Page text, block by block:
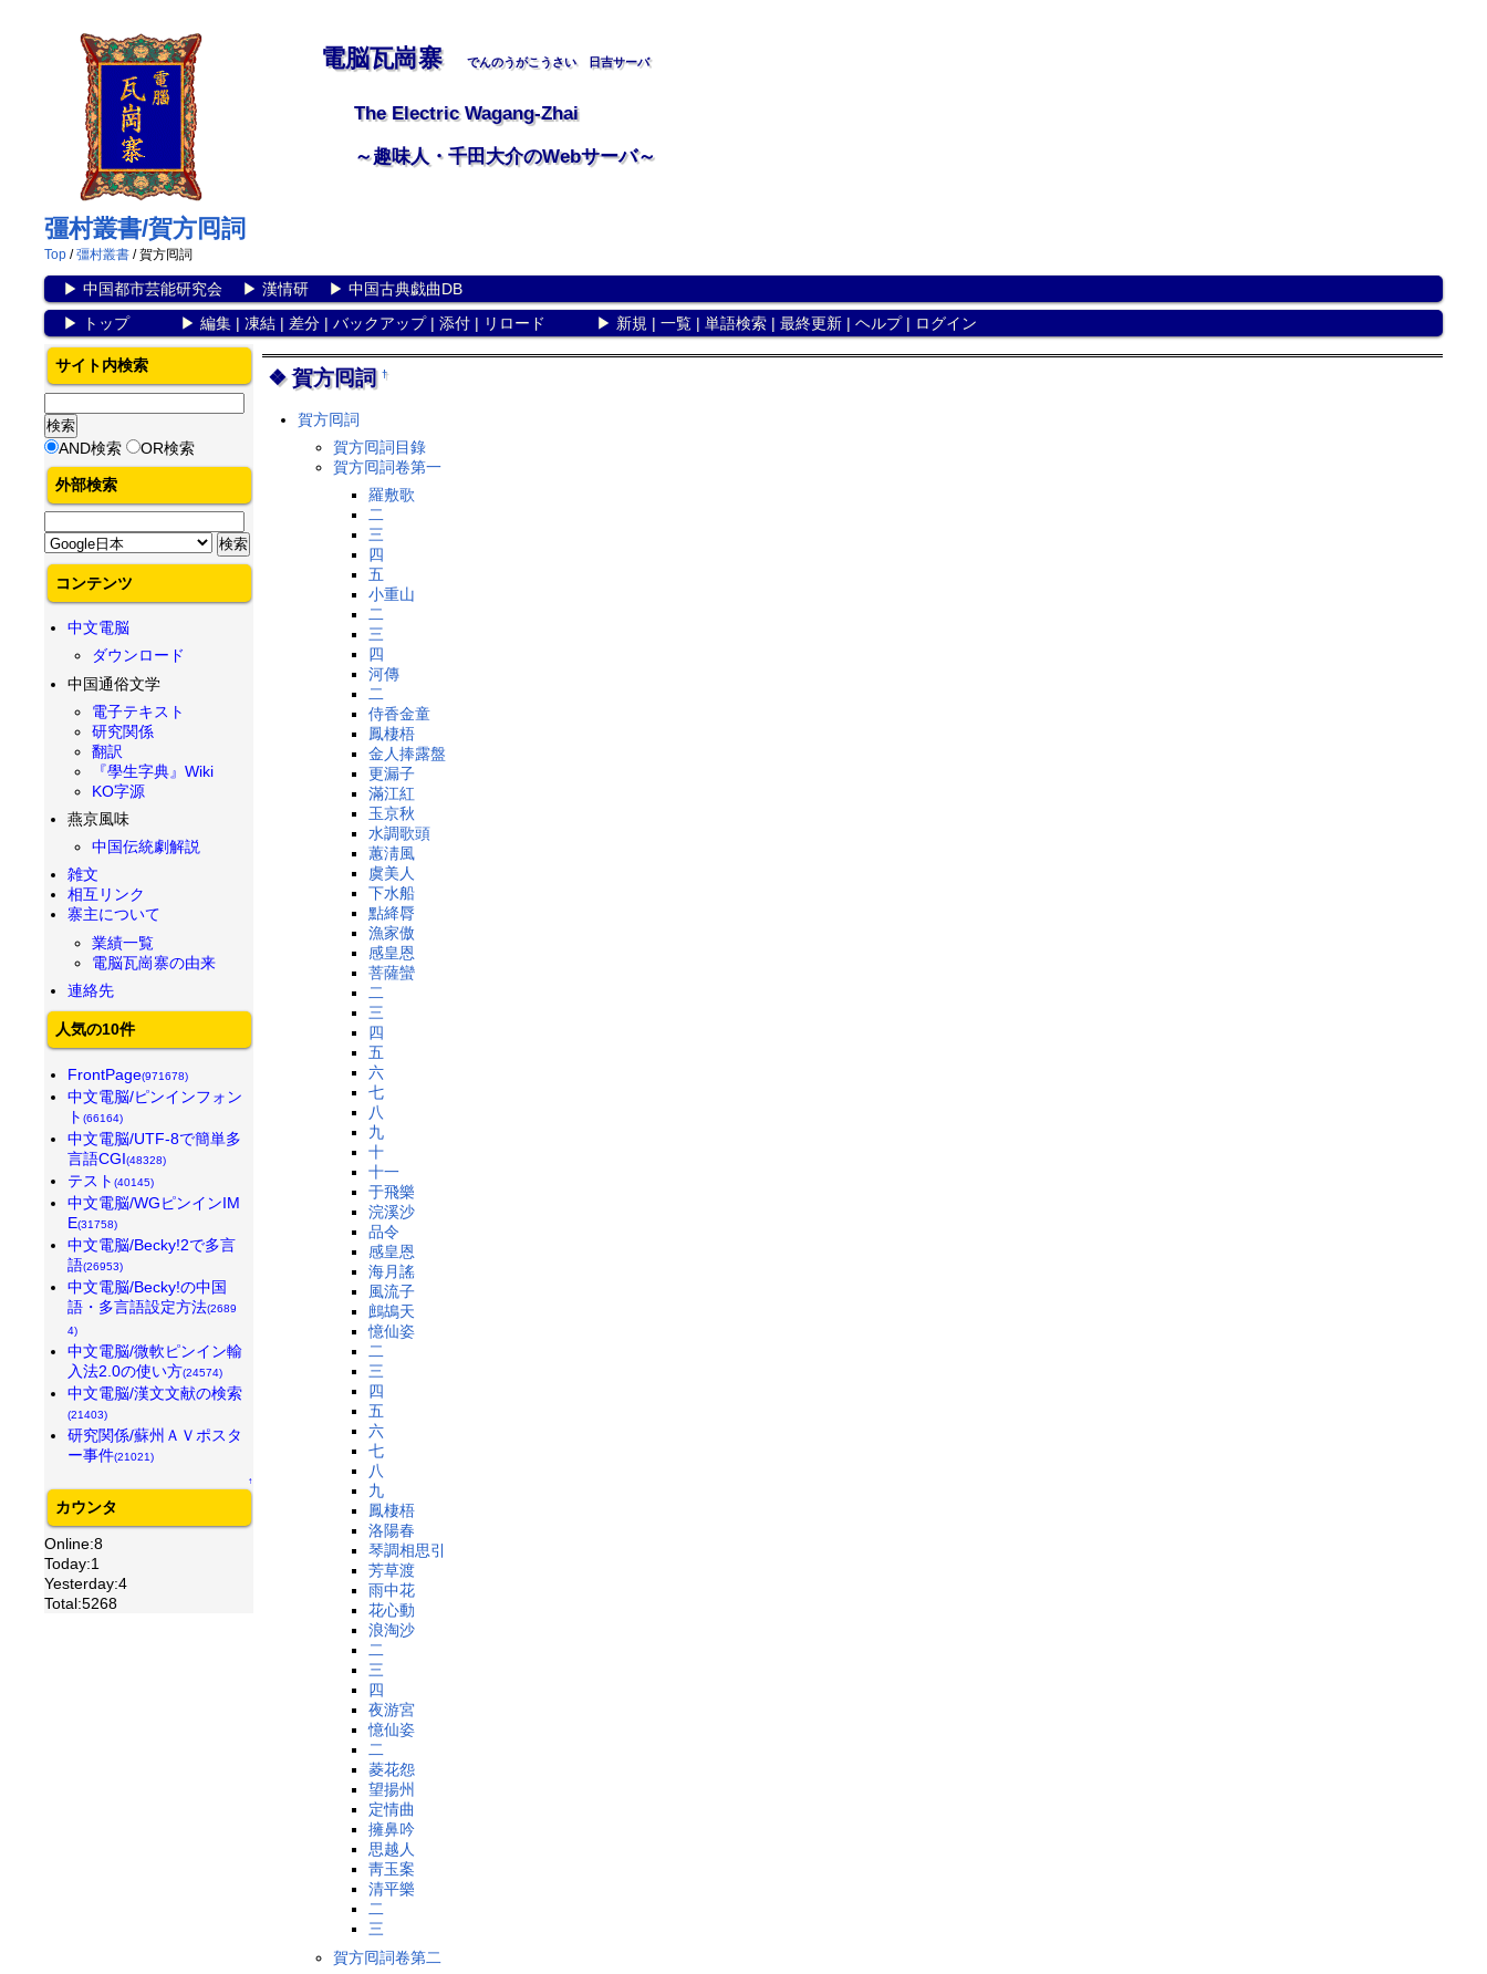
電脳瓦崗寨 でんのうがこうさい 日吉サーバ
The Electric Wagang-Zhai
～趣味人・千田大介のWebサーバ～
彊村叢書/賀方囘詞
Top/彊村叢書/ 賀方囘詞
▶ 中国都市芸能研究会▶ 漢情研▶ 中国古典戯曲DB
▶
トップ▶ 編集| 凍結| 差分| バックアップ| 添付| リロード ▶ 新規 | 一覧| 単語検索| 最終更新| ヘルプ| ログイン
賀方囘詞†
賀方囘詞
賀方囘詞目錄
賀方囘詞卷第一
羅敷歌
二
三
四
五
小重山
二
三
四
河傳
二
侍香金童
鳳棲梧
金人捧露盤
更漏子
滿江紅
玉京秋
水調歌頭
蕙淸風
虞美人
下水船
點絳脣
漁家傲
感皇恩
菩薩蠻
二
三
四
五
六
七
八
九
十
十一
于飛樂
浣溪沙
品令
感皇恩
海月謠
風流子
鷓鴣天
憶仙姿
二
三
四
五
六
七
八
九
鳳棲梧
洛陽春
琴調相思引
芳草渡
雨中花
花心動
浪淘沙
二
三
四
夜游宮
憶仙姿
二
菱花怨
望揚州
定情曲
擁鼻吟
思越人
靑玉案
清平樂
二
三
賀方囘詞卷第二
サイト内検索
AND検索 OR検索
外部検索
コンテンツ
中文電脳
ダウンロード
中国通俗文学
電子テキスト
研究関係
翻訳
『學生字典』Wiki
KO字源
燕京風味
中国伝統劇解説
雑文
相互リンク
寨主について
業績一覧
電脳瓦崗寨の由来
連絡先
人気の10件
FrontPage(971678)
中文電脳/ピンインフォン
ト(66164)
中文電脳/UTF-8で簡単多
言語CGI(48328)
テスト(40145)
中文電脳/WGピンインIM
E(31758)
中文電脳/Becky!2で多言
語(26953)
中文電脳/Becky!の中国
語・多言語設定方法(2689
4)
中文電脳/微軟ピンイン輸
入法2.0の使い方(24574)
中文電脳/漢文文献の検索
(21403)
研究関係/蘇州ＡＶポスタ
ー事件(21021)
↑
カウンタ
Online:8
Today:1
Yesterday:4
Total:5268